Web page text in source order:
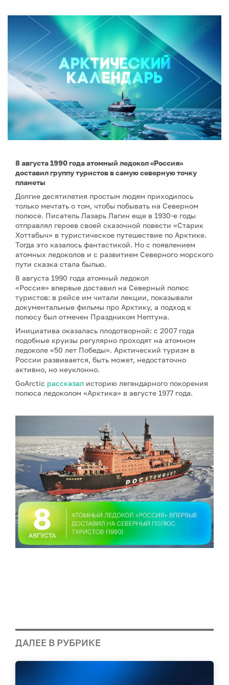
8 августа 1990 года атомный ледокол «Россия»
доставил группу туристов в самую северную точку
планеты
Долгие десятилетия простым людям приходилось
только мечтать о том, чтобы побывать на Северном
полюсе. Писатель Лазарь Лагин еще в 1930-е годы
отправлял героев своей сказочной повести «Старик
Хоттабыч» в туристическое путешествие по Арктике.
Тогда это казалось фантастикой. Но с появлением
атомных ледоколов и с развитием Северного морского
пути сказка стала былью.
8 августа 1990 года атомный ледокол
«Россия» впервые доставил на Северный полюс
туристов: в рейсе им читали лекции, показывали
документальные фильмы про Арктику, а подход к
полюсу был отмечен Праздником Нептуна.
Инициатива оказалась плодотворной: с 2007 года
подобные круизы регулярно проходят на атомном
ледоколе «50 лет Победы». Арктический туризм в
России развивается, быть может, недостаточно
активно, но неуклонно.
GoArctic рассказал историю легендарного покорения
полюса ледоколом «Арктика» в августе 1977 года.
ДАЛЕЕ В РУБРИКЕ